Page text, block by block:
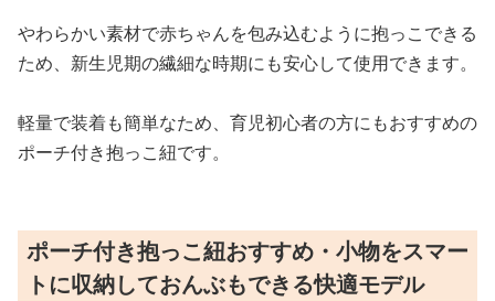
やわらかい素材で赤ちゃんを包み込むように抱っこできる
ため、新生児期の繊細な時期にも安心して使用できます。
軽量で装着も簡単なため、育児初心者の方にもおすすめの
ポーチ付き抱っこ紐です。
ポーチ付き抱っこ紐おすすめ・小物をスマー
トに収納しておんぶもできる快適モデル